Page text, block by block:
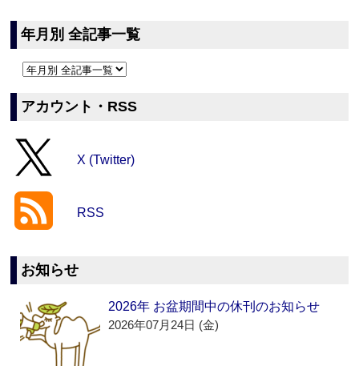
年月別 全記事一覧
アカウント・RSS
X (Twitter)
RSS
お知らせ
2026年 お盆期間中の休刊のお知らせ
2026年07月24日 (金)